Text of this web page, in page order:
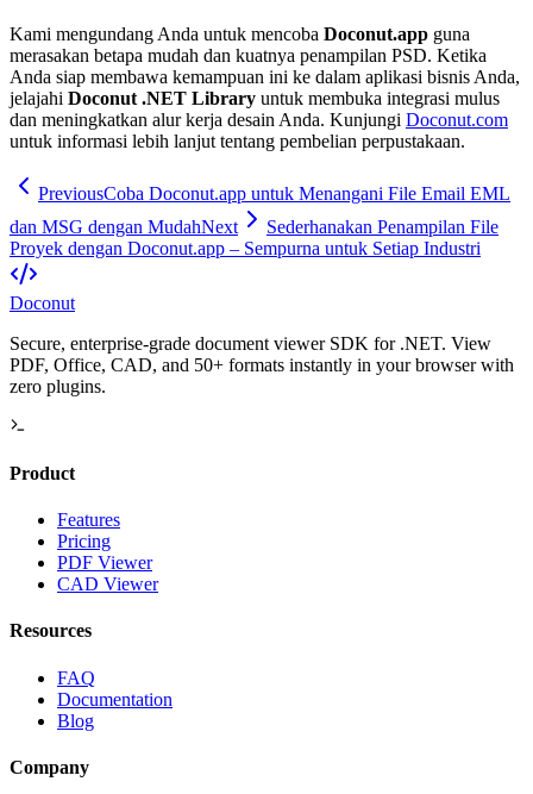
Kami mengundang Anda untuk mencoba Doconut.app guna
merasakan betapa mudah dan kuatnya penampilan PSD. Ketika
Anda siap membawa kemampuan ini ke dalam aplikasi bisnis Anda,
jelajahi Doconut .NET Library untuk membuka integrasi mulus
dan meningkatkan alur kerja desain Anda. Kunjungi Doconut.com
untuk informasi lebih lanjut tentang pembelian perpustakaan.
PreviousCoba Doconut.app untuk Menangani File Email EML
dan MSG dengan MudahNext
Sederhanakan Penampilan File
Proyek dengan Doconut.app – Sempurna untuk Setiap Industri
Doconut
Secure, enterprise-grade document viewer SDK for .NET. View
PDF, Office, CAD, and 50+ formats instantly in your browser with
zero plugins.
Product
Features
Pricing
PDF Viewer
CAD Viewer
Resources
FAQ
Documentation
Blog
Company